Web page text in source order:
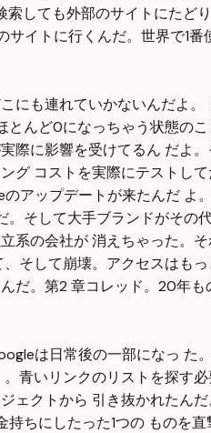
しても外部のサイトにた
イトに行くんだ。世界で1番
にも連れていかないんだよ
んど0になっちゃう状態の
に影響を受けてるん だよ
グ コストを実際にテストし
アップデートが来たんだ
。そして大手ブランドがそ
系の会社が 消えちゃった。
そして崩壊。アクセスはも
だ。第2 章コレッド。20年
は日常後の一部になっ
青いリンクのリストを探す
ェクトから 引き抜かれたん
ちにしたった1つの もの